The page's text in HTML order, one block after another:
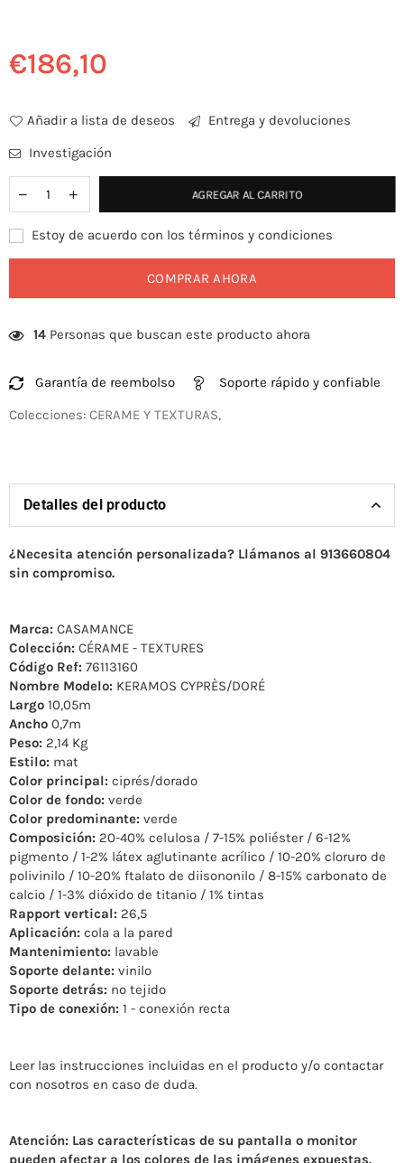
Precio
€186,10
Añadir a lista de deseos
Entrega y devoluciones
Investigación
AGREGAR AL CARRITO
Estoy de acuerdo con los términos y condiciones
COMPRAR AHORA
14 Personas que buscan este producto ahora
Garantía de reembolso
Soporte rápido y confiable
Colecciones: CERAME Y TEXTURAS,
Detalles del producto
¿Necesita atención personalizada? Llámanos al 913660804
sin compromiso.
Marca: CASAMANCE
Colección: CÉRAME - TEXTURES
Código Ref: 76113160
Nombre Modelo: KERAMOS CYPRÈS/DORÉ
Largo 10,05m
Ancho 0,7m
Peso: 2,14 Kg
Estilo: mat
Color principal: ciprés/dorado
Color de fondo: verde
Color predominante: verde
Composición: 20-40% celulosa / 7-15% poliéster / 6-12%
pigmento / 1-2% látex aglutinante acrílico / 10-20% cloruro de
polivinilo / 10-20% ftalato de diisononilo / 8-15% carbonato de
calcio / 1-3% dióxido de titanio / 1% tintas
Rapport vertical: 26,5
Aplicación: cola a la pared
Mantenimiento: lavable
Soporte delante: vinilo
Soporte detrás: no tejido
Tipo de conexión: 1 - conexión recta
Leer las instrucciones incluidas en el producto y/o contactar
con nosotros en caso de duda.
Atención: Las características de su pantalla o monitor
pueden afectar a los colores de las imágenes expuestas.